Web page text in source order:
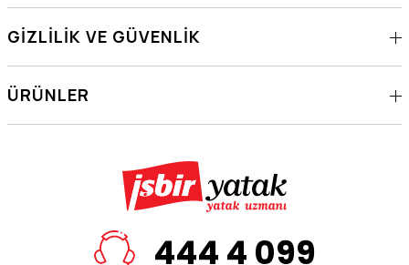
GIZLILIK VE GÜVENLIK
ÜRÜNLER
444 4 099